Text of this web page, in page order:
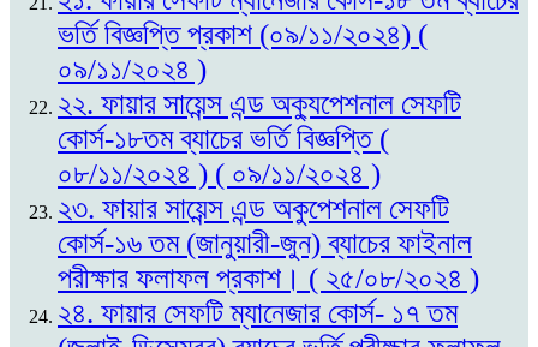
ভর্তি বিজ্ঞপ্তি প্রকাশ (০৯/১১/২০২৪) (
০৯/১১/২০২৪ )
২২. ফায়ার সায়েন্স এন্ড অক্যুপেশনাল সেফটি
কোর্স-১৮তম ব্যাচের ভর্তি বিজ্ঞপ্তি (
০৮/১১/২০২৪ ) ( ০৯/১১/২০২৪ )
২৩. ফায়ার সায়েন্স এন্ড অকুপেশনাল সেফটি
কোর্স-১৬ তম (জানুয়ারী-জুন) ব্যাচের ফাইনাল
পরীক্ষার ফলাফল প্রকাশ। ( ২৫/০৮/২০২৪ )
২৪. ফায়ার সেফটি ম্যানেজার কোর্স- ১৭ তম